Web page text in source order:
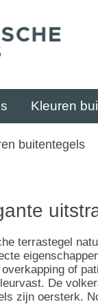
Kleuren
buitentegels
terrastegel
of
De
zijn oersterk.